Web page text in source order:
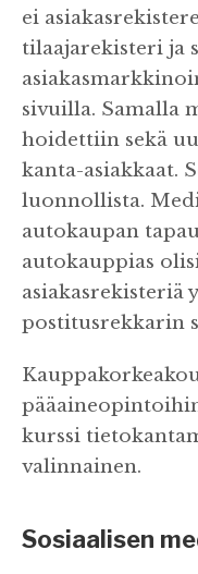
ei
tilaajarekisteri ja
sivuilla. Samalla
hoidettiin sekä
kanta-asiakkaat.
luonnollista.
autokaupan
autokauppias
asiakasrekisteriä
postitusrekkarin
kurssi
valinnainen.
Sosiaalisen